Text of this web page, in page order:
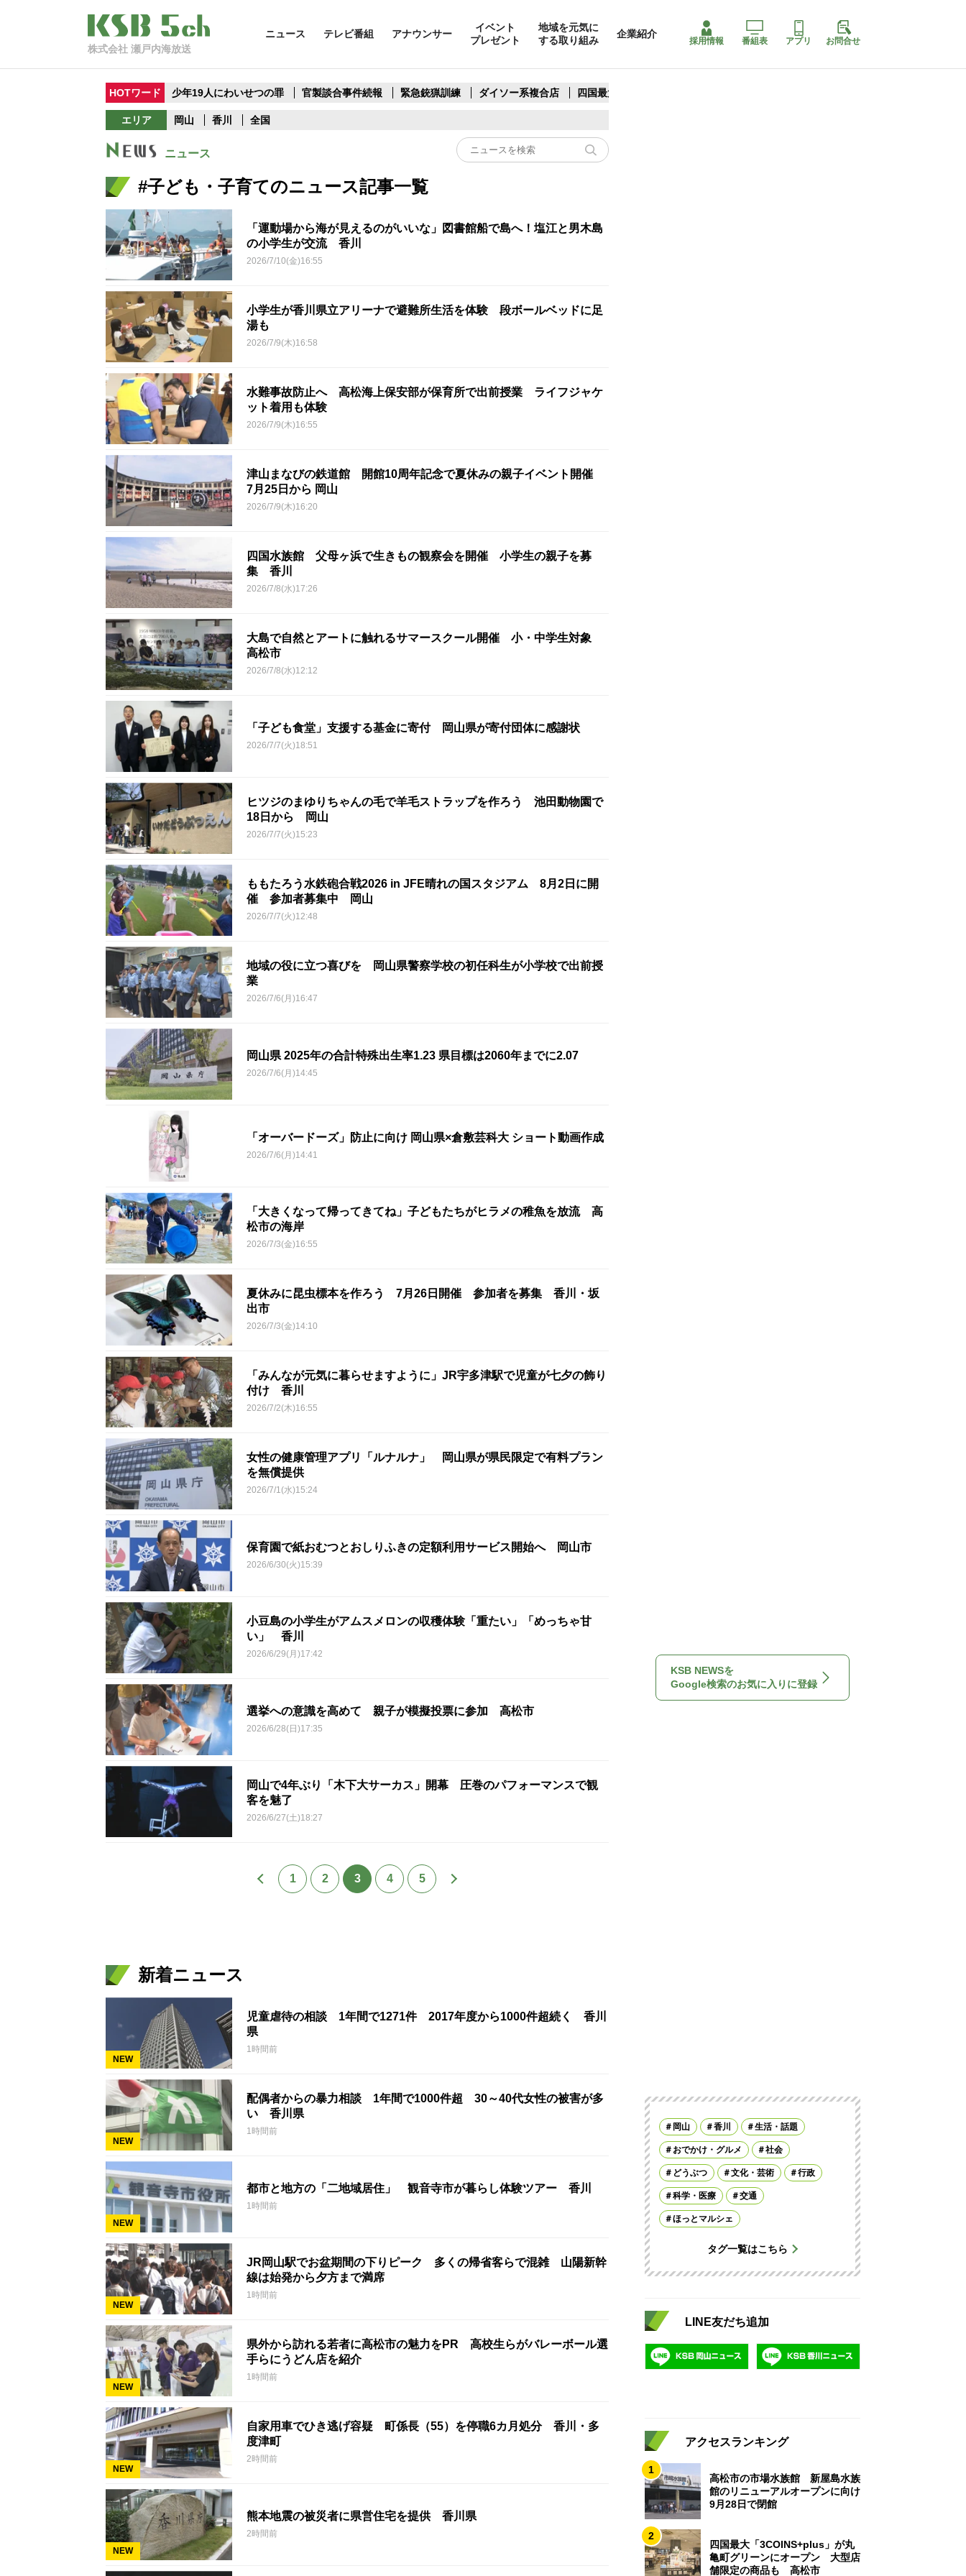
株式会社 瀬戸内海放送
ニュース テレビ番組 アナウンサー
イベント
プレゼント
地域を元気に
する取り組み
企業紹介
採用情報 番組表 アプリ お問合せ
HOTワード 少年19人にわいせつの罪 官製談合事件続報 緊急銃猟訓練 ダイソー系複合店 四国最大スリコ
エリア 岡山 香川 全国
ニュース
#子ども・子育てのニュース記事一覧
「運動場から海が見えるのがいいな」図書館船で島へ！塩江と男木島
の小学生が交流 香川
2026/7/10(金)16:55
小学生が香川県立アリーナで避難所生活を体験 段ボールベッドに足
湯も
2026/7/9(木)16:58
水難事故防止へ 高松海上保安部が保育所で出前授業 ライフジャケ
ット着用も体験
2026/7/9(木)16:55
津山まなびの鉄道館 開館10周年記念で夏休みの親子イベント開催
7月25日から 岡山
2026/7/9(木)16:20
四国水族館 父母ヶ浜で生きもの観察会を開催 小学生の親子を募
集 香川
2026/7/8(水)17:26
大島で自然とアートに触れるサマースクール開催 小・中学生対象
高松市
2026/7/8(水)12:12
「子ども食堂」支援する基金に寄付 岡山県が寄付団体に感謝状
2026/7/7(火)18:51
ヒツジのまゆりちゃんの毛で羊毛ストラップを作ろう 池田動物園で
18日から 岡山
2026/7/7(火)15:23
ももたろう水鉄砲合戦2026 in JFE晴れの国スタジアム 8月2日に開
催 参加者募集中 岡山
2026/7/7(火)12:48
地域の役に立つ喜びを 岡山県警察学校の初任科生が小学校で出前授
業
2026/7/6(月)16:47
岡山県 2025年の合計特殊出生率1.23 県目標は2060年までに2.07
2026/7/6(月)14:45
「オーバードーズ」防止に向け 岡山県×倉敷芸科大 ショート動画作成
2026/7/6(月)14:41
「大きくなって帰ってきてね」子どもたちがヒラメの稚魚を放流 高
松市の海岸
2026/7/3(金)16:55
夏休みに昆虫標本を作ろう 7月26日開催 参加者を募集 香川・坂
出市
2026/7/3(金)14:10
「みんなが元気に暮らせますように」JR宇多津駅で児童が七夕の飾り
付け 香川
2026/7/2(木)16:55
女性の健康管理アプリ「ルナルナ」 岡山県が県民限定で有料プラン
を無償提供
2026/7/1(水)15:24
保育園で紙おむつとおしりふきの定額利用サービス開始へ 岡山市
2026/6/30(火)15:39
小豆島の小学生がアムスメロンの収穫体験「重たい」「めっちゃ甘
い」 香川
2026/6/29(月)17:42
選挙への意識を高めて 親子が模擬投票に参加 高松市
2026/6/28(日)17:35
岡山で4年ぶり「木下大サーカス」開幕 圧巻のパフォーマンスで観
客を魅了
2026/6/27(土)18:27
1 2 3 4 5
新着ニュース
NEW
児童虐待の相談 1年間で1271件 2017年度から1000件超続く 香川
県
1時間前
NEW
配偶者からの暴力相談 1年間で1000件超 30～40代女性の被害が多
い 香川県
1時間前
NEW
都市と地方の「二地域居住」 観音寺市が暮らし体験ツアー 香川
1時間前
NEW
JR岡山駅でお盆期間の下りピーク 多くの帰省客らで混雑 山陽新幹
線は始発から夕方まで満席
1時間前
NEW
県外から訪れる若者に高松市の魅力をPR 高校生らがバレーボール選
手らにうどん店を紹介
1時間前
NEW
自家用車でひき逃げ容疑 町係長（55）を停職6カ月処分 香川・多
度津町
2時間前
NEW
熊本地震の被災者に県営住宅を提供 香川県
2時間前
KSB NEWSを
Google検索のお気に入りに登録
岡山 香川 生活・話題
おでかけ・グルメ 社会
どうぶつ 文化・芸術 行政
科学・医療 交通
ほっとマルシェ
タグ一覧はこちら
LINE友だち追加
アクセスランキング
1
高松市の市場水族館 新屋島水族
館のリニューアルオープンに向け
9月28日で閉館
2
四国最大「3COINS+plus」が丸
亀町グリーンにオープン 大型店
舗限定の商品も 高松市